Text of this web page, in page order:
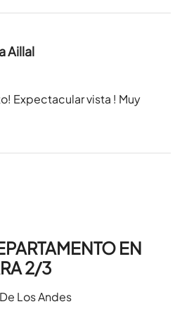
Aillal
Expectacular vista ! Muy
EN
2/3
Los Andes